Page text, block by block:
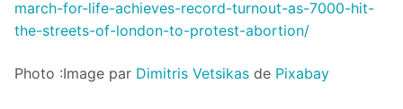
march-for-life-achieves-record-turnout-as-7000-hit-
the-streets-of-london-to-protest-abortion/
Photo :Image par Dimitris Vetsikas de Pixabay